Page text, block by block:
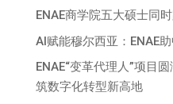
ENAE商学院五大硕士同
AI赋能穆尔西亚：ENAE
ENAE“变革代理人”项目
筑数字化转型新高地